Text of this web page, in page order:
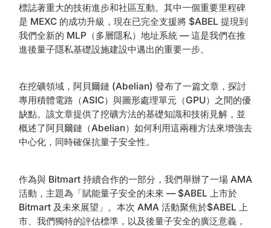
標誌著重大的技術進步和社區互動。其中一個重要里程碑
是 MEXC 的成功升級，現在已完全支援將 $ABEL 提現到
我們全新的 MLP（多層隱私）地址系統 — 這是我們在推
進後量子隱私基礎設施建設中邁出的重要一步。
在挖礦領域，阿貝爾鏈 (Abelian) 發布了一篇文章，探討
專用積體電路（ASIC）與圖形處理單元（GPU）之間的優
缺點。該文章提供了挖礦方法的基礎知識和技術見解，並
概述了阿貝爾鏈（Abelian）如何利用這兩種方法來增強去
中心化，同時確保抗量子安全性。
作為與 Bitmart 持續合作的一部分，我們舉辦了一場 AMA
活動，主題為「賦能量子安全的未來 — $ABEL 上市於
Bitmart 及未來展望」。本次 AMA 活動聚焦於$ABEL 上
市、我們獨特的評估標準，以及後量子安全的廣泛意義，